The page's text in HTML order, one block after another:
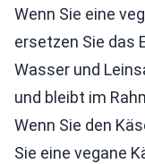
Wenn Sie eine
ersetzen Sie das
Wasser und
und bleibt im
Wenn Sie den
Sie eine vegane